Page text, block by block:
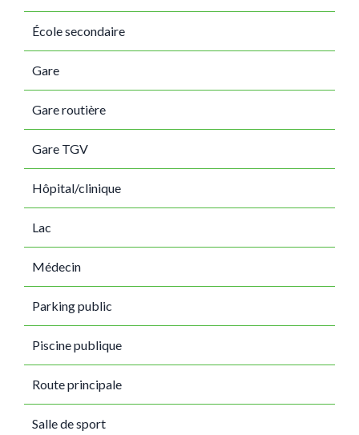
École secondaire
Gare
Gare routière
Gare TGV
Hôpital/clinique
Lac
Médecin
Parking public
Piscine publique
Route principale
Salle de sport